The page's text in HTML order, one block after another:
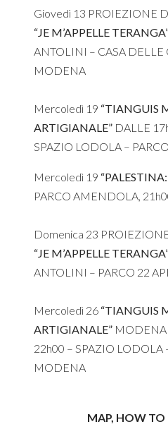
Giovedì 13 PROIEZIONE
“JE M’APPELLE
ANTOLINI – CASA DELLE
MODENA
Mercoledì 19 “TIANGUIS
ARTIGIANALE” DALLE
SPAZIO LODOLA –
Mercoledì 19
PARCO AMENDOLA,
Domenica 23
“JE M’APPELLE
ANTOLINI – PARCO 22
Mercoledì 26 “TIANGUIS
ARTIGIANALE” MODENA
22h00 – SPAZIO LODOLA
MODENA
MAP, HOW TO